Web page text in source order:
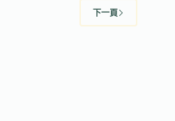
下一頁